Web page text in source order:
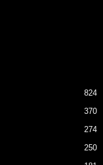
824
370
274
250